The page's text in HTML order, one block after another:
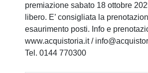
premiazione sabato 18 ottobre
libero. E’ consigliata la
esaurimento posti. Info e
www.acquistoria.it /
Tel. 0144 770300